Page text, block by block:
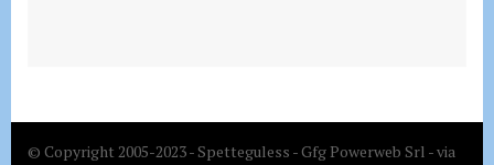
© Copyright 2005-2023 - Spetteguless - Gfg Powerweb Srl - via